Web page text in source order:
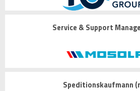
Service & Support
Speditionskaufmann